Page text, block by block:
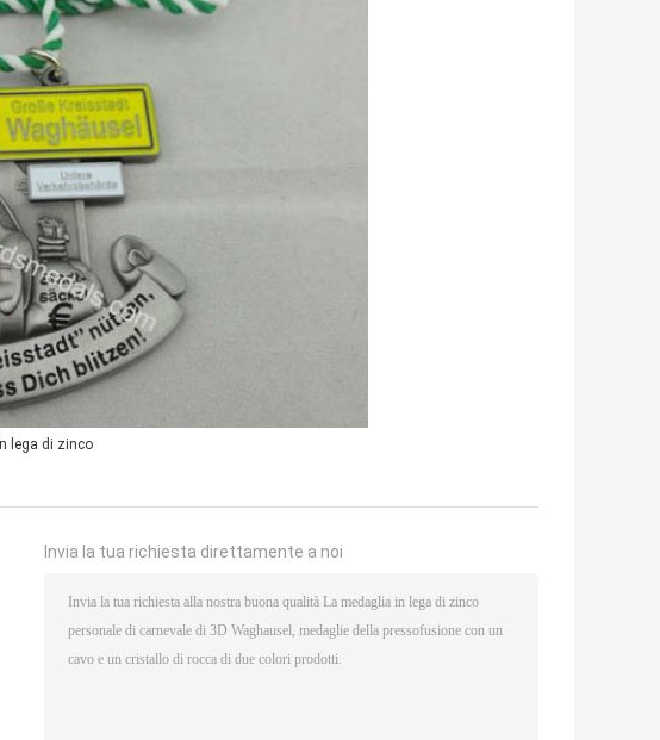
lega di zinco
Invia la tua richiesta direttamente a noi